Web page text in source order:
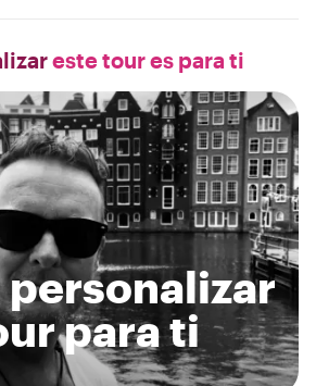
este tour es para ti
personalizar
para ti